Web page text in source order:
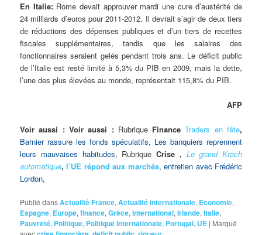
En Italie:Rome devait approuver mardi une cure d’austérité de
24 milliards d’euros pour 2011-2012. Il devrait s’agir de deux tiers
de réductions des dépenses publiques et d’un tiers de recettes
fiscales supplémentaires, tandis que les salaires des
fonctionnaires seraient gelés pendant trois ans. Le déficit public
de l’Italie est resté limité à 5,3% du PIB en 2009, mais la dette,
l’une des plus élevées au monde, représentait 115,8% du PIB.
AFP
Voir aussi : Voir aussi : RubriqueFinance Traders en fête,
Barnier rassure les fonds spéculatifs, Les banquiers reprennent
leurs mauvaises habitudes, RubriqueCrise , Le grand Krach
automatique, l’UE répond aux marchés,entretien avec Frédéric
Lordon,
Publié dansActualité France,Actualité internationale, Economie,
Espagne, Europe,finance,Grèce,international,Irlande,Italie,
Pauvreté, Politique, Politique internationale, Portugal, UE | Marqué